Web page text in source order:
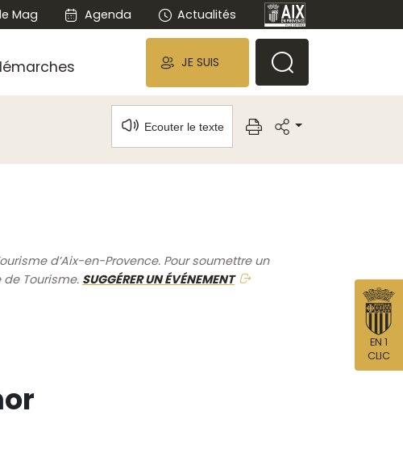
Mag Agenda Actualités
JE SUIS
Ecouter le texte
d’Aix-en-Provence. Pour soumettre un
Tourisme. SUGGÉRER UN ÉVÉNEMENT
EN 1
CLIC